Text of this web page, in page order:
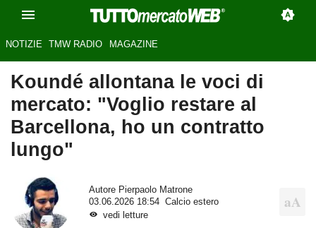
NOTIZIE TMW RADIO MAGAZINE
Koundé allontana le voci di
mercato: "Voglio restare al
Barcellona, ho un contratto
lungo"
Autore Pierpaolo Matrone
03.06.2026 18:54
Calcio estero
vedi letture